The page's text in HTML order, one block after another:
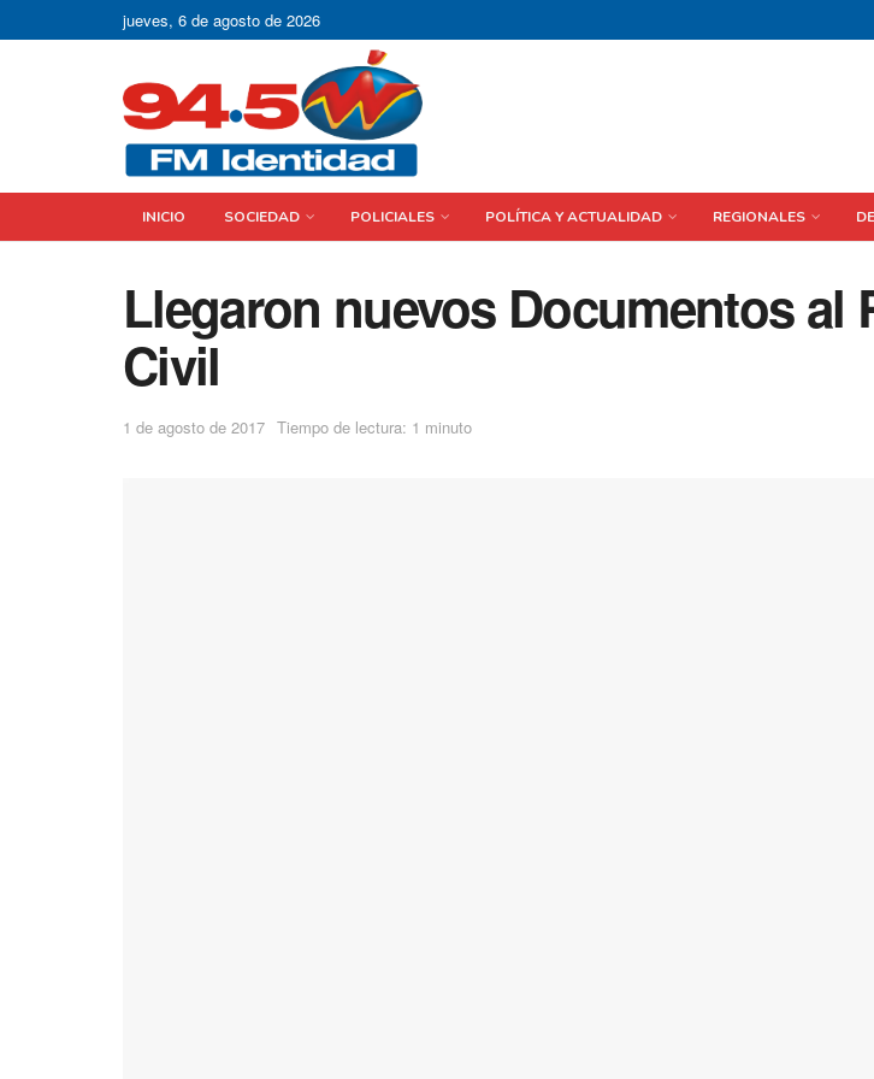
jueves, 6 de agosto de 2026
INICIO SOCIEDAD POLICIALES POLÍTICA Y ACTUALIDAD REGIONALES
Llegaron nuevos Documentos al
Civil
1 de agosto de 2017 Tiempo de lectura: 1 minuto